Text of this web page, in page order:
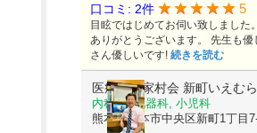
口コミ: 2件 5
目眩ではじめてお伺い致しました
ありがとうございます。 先生も
さん優しいです! 続きを読む
医療法人家村会 新町いえむ
内科, 消化器科, 小児科
熊本県熊本市中央区新町1丁目